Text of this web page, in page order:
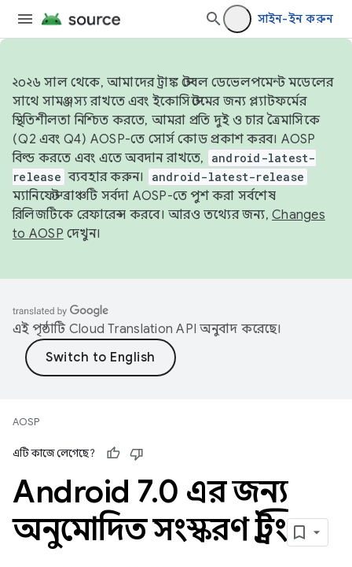
সাইন-ইন করুন
২০২৬ সাল থেকে, আমাদের ট্রাঙ্ক স্টেবল ডেভেলপমেন্ট মডেলের
সাথে সামঞ্জস্য রাখতে এবং ইকোসিস্টেমের জন্য প্ল্যাটফর্মের
স্থিতিশীলতা নিশ্চিত করতে, আমরা প্রতি দুই ও চার ত্রৈমাসিকে
(Q2 এবং Q4) AOSP-তে সোর্স কোড প্রকাশ করব। AOSP
বিল্ড করতে এবং এতে অবদান রাখতে,
android-latest-
release ব্যবহার করুন। android-latest-release
ম্যানিফেস্ট ব্রাঞ্চটি সর্বদা AOSP-তে পুশ করা সর্বশেষ
রিলিজটিকে রেফারেন্স করবে। আরও তথ্যের জন্য, Changes
to AOSP দেখুন।
এই পৃষ্ঠাটি Cloud Translation API অনুবাদ করেছে।
AOSP
এটি কাজে লেগেছে?
Android 7.0 এর জন্য
অনুমোদিত সংস্করণ স্ট্রিং